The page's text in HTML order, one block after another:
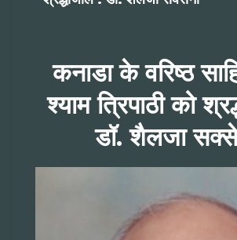
कनाडा के वरिष्ठ
श्याम त्रिपाठी को
डॉ.शैलजा